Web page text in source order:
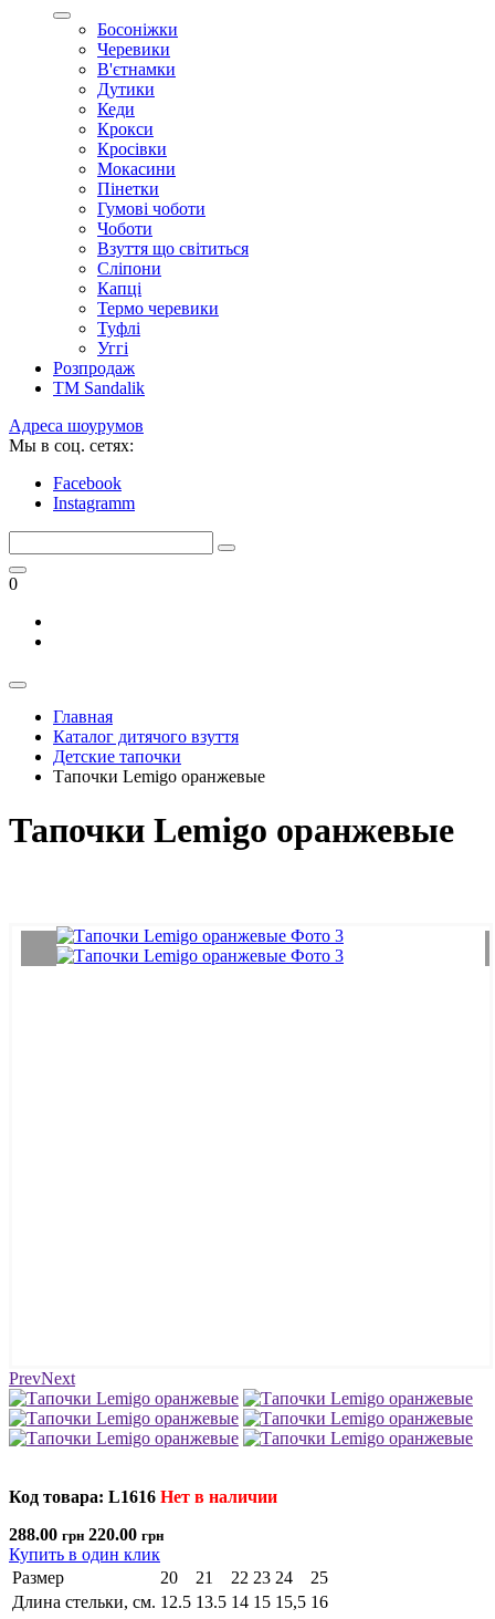
Босоніжки
Черевики
В'єтнамки
Дутики
Кеди
Крокси
Кросівки
Мокасини
Пінетки
Гумові чоботи
Чоботи
Взуття що світиться
Сліпони
Капці
Термо черевики
Туфлі
Уггі
Розпродаж
TM Sandalik
Адреса шоурумов
Мы в соц. сетях:
Facebook
Instagramm
0
Главная
Каталог дитячого взуття
Детские тапочки
Тапочки Lemigo оранжевые
Тапочки Lemigo оранжевые
PrevNext
Код товара: L1616 Нет в наличии
288.00 грн 220.00 грн
Купить в один клик
Размер
20 21 22 23 24
25
Длина стельки, см. 12.5 13.5 14 15 15,5 16